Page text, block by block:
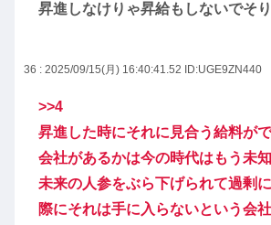
昇進しなけりゃ昇給もしないでそ
36 : 2025/09/15(月) 16:40:41.52 ID:UGE9ZN440
>>4
昇進した時にそれに見合う給料が
会社があるかは今の時代はもう未
未来の人参をぶら下げられて過剰
際にそれは手に入らないという会